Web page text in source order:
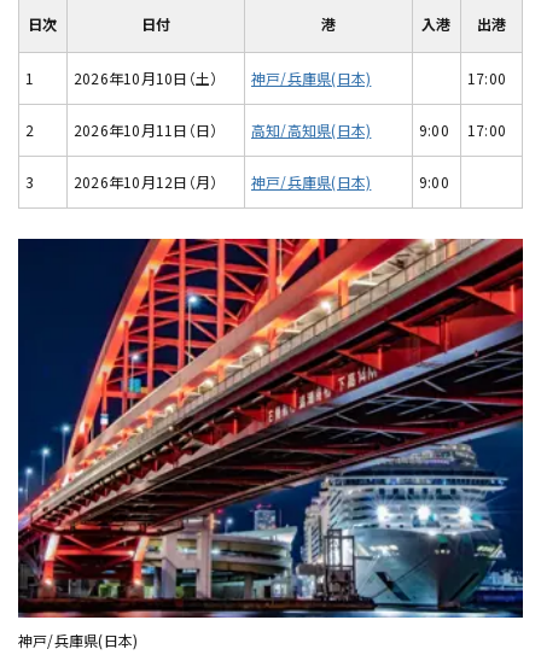
日次 日付 港 入港 出港
1 2026年10月10日（土） 神戸/兵庫県(日本) 17:00
2 2026年10月11日（日） 高知/高知県(日本) 9:00 17:00
3 2026年10月12日（月） 神戸/兵庫県(日本) 9:00
神戸/兵庫県(日本)